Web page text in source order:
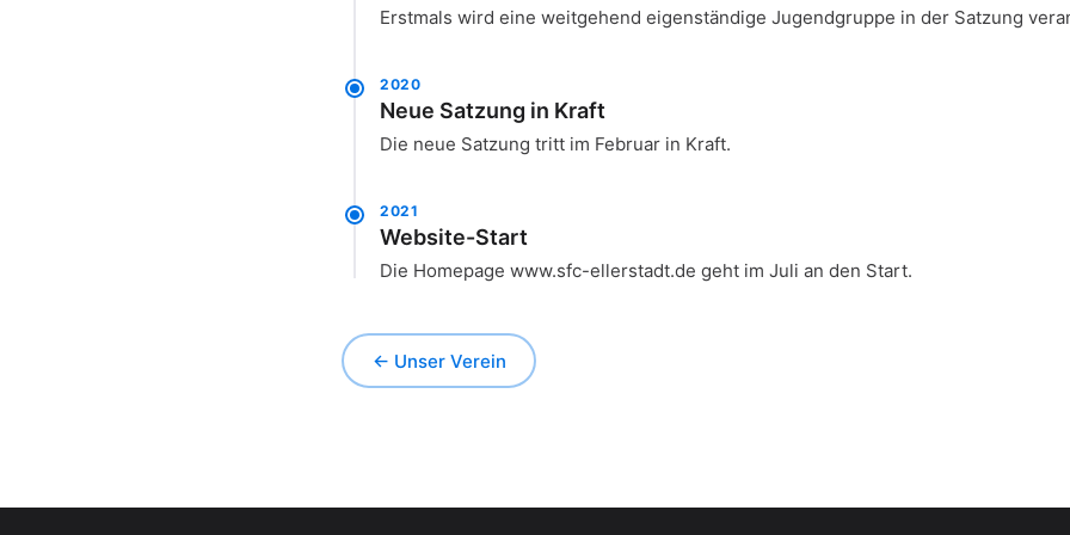
Erstmals wird eine weitgehend eigenständige Jugendgruppe in der Satzung
2020
Neue Satzung in Kraft
Die neue Satzung tritt im Februar in Kraft.
2021
Website-Start
Die Homepage www.sfc-ellerstadt.de geht im Juli an den Start.
← Unser Verein